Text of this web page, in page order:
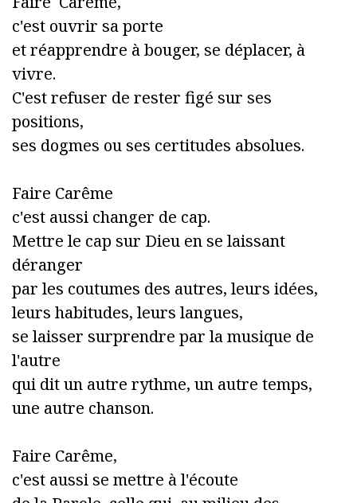
c'est ouvrir sa porte
et réapprendre à bouger, se déplacer, à
vivre.
C'est refuser de rester figé sur ses
positions,
ses dogmes ou ses certitudes absolues.
Faire Carême
c'est aussi changer de cap.
Mettre le cap sur Dieu en se laissant
déranger
par les coutumes des autres, leurs idées,
leurs habitudes, leurs langues,
se laisser surprendre par la musique de
l'autre
qui dit un autre rythme, un autre temps,
une autre chanson.
Faire Carême,
c'est aussi se mettre à l'écoute